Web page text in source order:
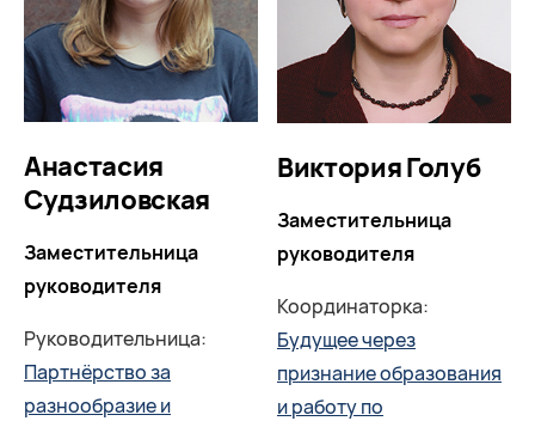
Анастасия
Судзиловская
Заместительница
руководителя
Руководительница:
Партнёрство за
разнообразие и
Виктория Голуб
Заместительница
руководителя
Координаторка:
Будущее через
признание образования
и работу по